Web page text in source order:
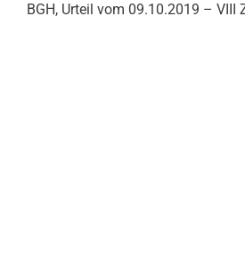
BGH, Urteil vom 09.10.2019 – VIII